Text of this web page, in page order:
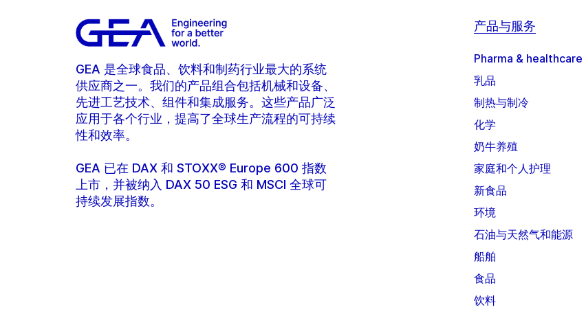
GEA 是全球食品、饮料和制药行业最大的系统
供应商之一。我们的产品组合包括机械和设备、
先进工艺技术、组件和集成服务。这些产品广泛
应用于各个行业，提高了全球生产流程的可持续
性和效率。
GEA 已在 DAX 和 STOXX® Europe 600 指数
上市，并被纳入 DAX 50 ESG 和 MSCI 全球可
持续发展指数。
产品与服务
Pharma & healthcare
乳品
制热与制冷
化学
奶牛养殖
家庭和个人护理
新食品
环境
石油与天然气和能源
船舶
食品
饮料